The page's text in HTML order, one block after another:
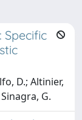
Specific
D.; Altinier,
G.